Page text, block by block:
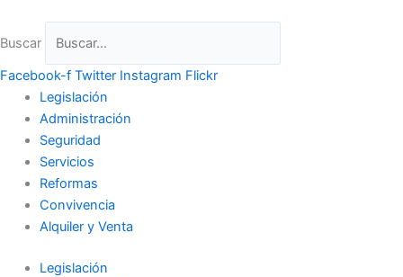
contenido
Buscar
Facebook-f Twitter Instagram Flickr
Legislación
Administración
Seguridad
Servicios
Reformas
Convivencia
Alquiler y Venta
Legislación